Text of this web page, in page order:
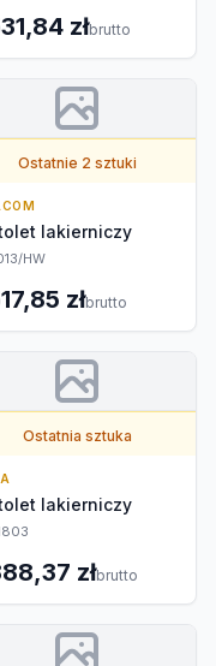
złbrutto
Ostatnie 2 sztuki
lakierniczy
HW
złbrutto
Ostatnia sztuka
lakierniczy
złbrutto